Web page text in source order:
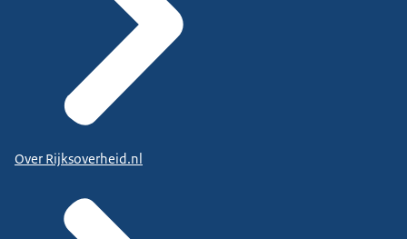
Over Rijksoverheid.nl